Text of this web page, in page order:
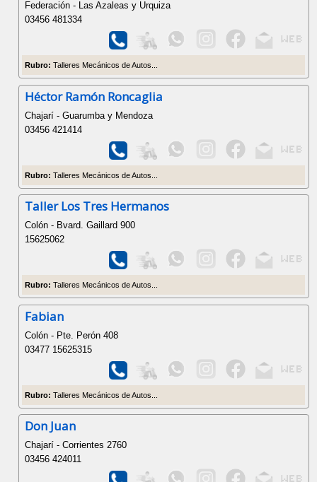
Federación - Las Azaleas y Urquiza
03456 481334
Rubro: Talleres Mecánicos de Autos...
Héctor Ramón Roncaglia
Chajarí - Guarumba y Mendoza
03456 421414
Rubro: Talleres Mecánicos de Autos...
Taller Los Tres Hermanos
Colón - Bvard. Gaillard 900
15625062
Rubro: Talleres Mecánicos de Autos...
Fabian
Colón - Pte. Perón 408
03477 15625315
Rubro: Talleres Mecánicos de Autos...
Don Juan
Chajarí - Corrientes 2760
03456 424011